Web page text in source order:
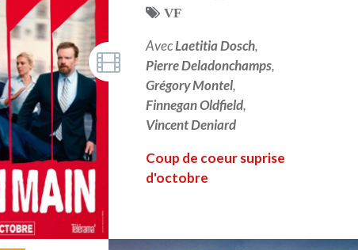
VF
AvecLaetitia Dosch,
Pierre Deladonchamps,
Grégory Montel,
Finnegan Oldfield,
Vincent Deniard
Coup de coeur suprise
d'octobre